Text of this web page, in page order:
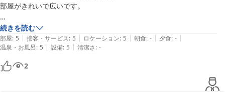
2016-01-12
部屋がきれいで広いです。
お風呂は宿の向かい側にある総湯まで行かなければ
なりませんが、徒歩一分ですので苦にならないです。
また、宿の目の前がバス停になっていますので、
公共交通機関で来る方にも便利だと思います。
続きを読む
部屋: 5 | 接客・サービス: 5 | ロケーション: 5 | 朝食: - | 夕食: - |
温泉・お風呂: 5 | 設備: 5 | 清潔さ: -
2